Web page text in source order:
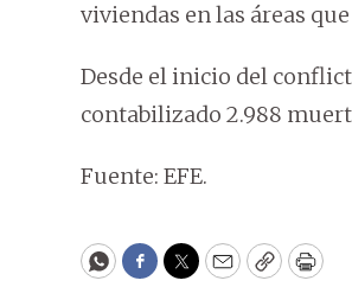
viviendas en las áreas
Desde el inicio del
contabilizado 2.988
Fuente: EFE.
WhatsApp
Facebook
Twitter
EmailCopyPrint